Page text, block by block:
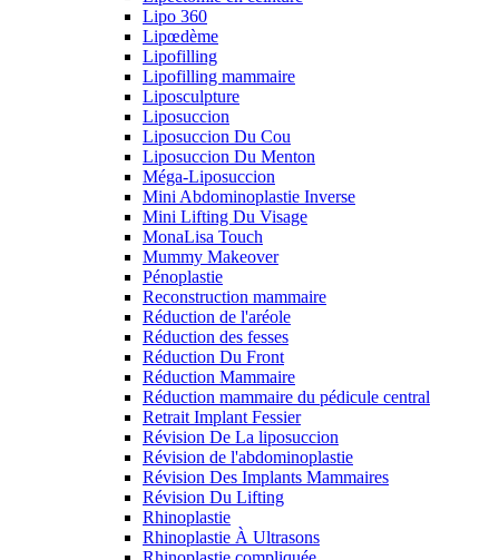
Lipo 360
Lipœdème
Lipofilling
Lipofilling mammaire
Liposculpture
Liposuccion
Liposuccion Du Cou
Liposuccion Du Menton
Méga-Liposuccion
Mini Abdominoplastie Inverse
Mini Lifting Du Visage
MonaLisa Touch
Mummy Makeover
Pénoplastie
Reconstruction mammaire
Réduction de l'aréole
Réduction des fesses
Réduction Du Front
Réduction Mammaire
Réduction mammaire du pédicule central
Retrait Implant Fessier
Révision De La liposuccion
Révision de l'abdominoplastie
Révision Des Implants Mammaires
Révision Du Lifting
Rhinoplastie
Rhinoplastie À Ultrasons